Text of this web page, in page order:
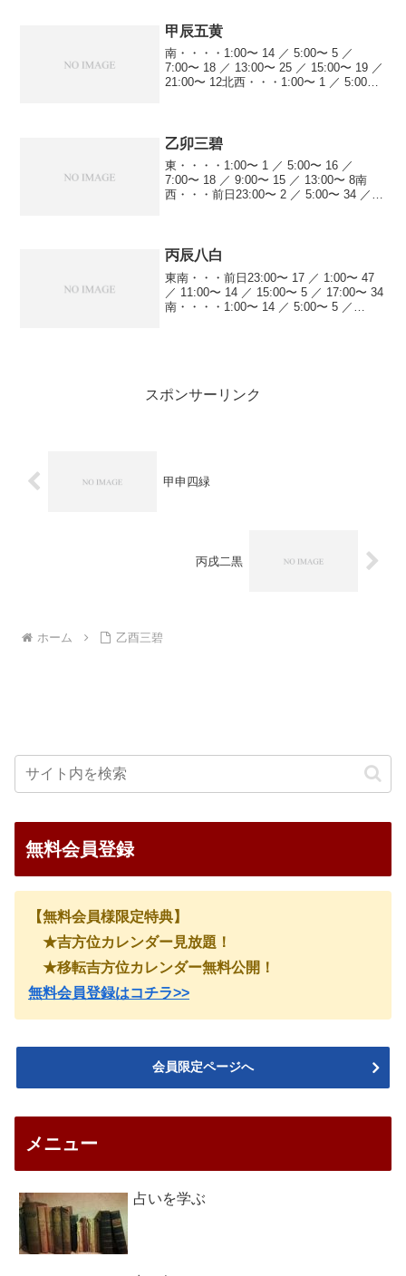
甲辰五黄
南・・・・1:00〜 14 ／ 5:00〜 5 ／
7:00〜 18 ／ 13:00〜 25 ／ 15:00〜 19 ／
21:00〜 12北西・・・1:00〜 1 ／ 5:00〜
乙卯三碧
東・・・・1:00〜 1 ／ 5:00〜 16 ／
7:00〜 18 ／ 9:00〜 15 ／ 13:00〜 8南
西・・・前日23:00〜 2 ／ 5:00〜 34 ／
丙辰八白
東南・・・前日23:00〜 17 ／ 1:00〜 47
／ 11:00〜 14 ／ 15:00〜 5 ／ 17:00〜 34
南・・・・1:00〜 14 ／ 5:00〜 5 ／
スポンサーリンク
甲申四緑
丙戌二黒
ホーム 乙酉三碧
無料会員登録
【無料会員様限定特典】
★吉方位カレンダー見放題！
★移転吉方位カレンダー無料公開！
無料会員登録はコチラ>>
会員限定ページへ
メニュー
占いを学ぶ